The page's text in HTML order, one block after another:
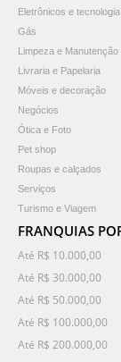
Eletrônicos e tecnologia
Gás
Limpeza e Manutenção
Livraria e Papelaria
Móveis e decoração
Negócios
Ótica e Foto
Pet shop
Roupas e calçados
Serviços
Turismo e Viagem
FRANQUIAS
Até R$ 10.000,00
Até R$ 30.000,00
Até R$ 50.000,00
Até R$ 100.000,00
Até R$ 200.000,00